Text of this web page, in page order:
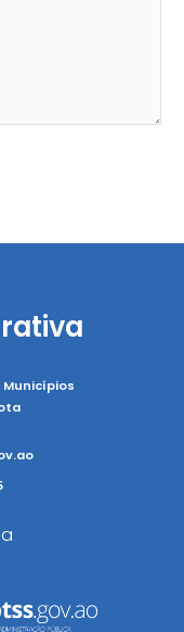
Municípios